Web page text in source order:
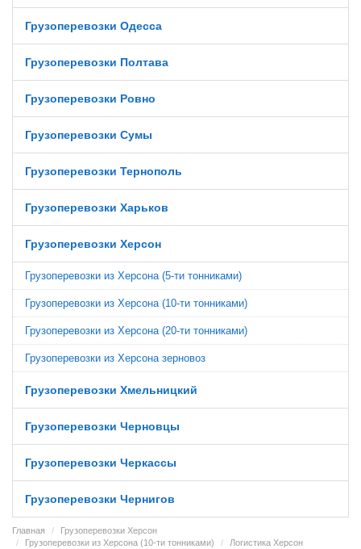
Грузоперевозки Одесса
Грузоперевозки Полтава
Грузоперевозки Ровно
Грузоперевозки Сумы
Грузоперевозки Тернополь
Грузоперевозки Харьков
Грузоперевозки Херсон
Грузоперевозки из Херсона (5-ти тонниками)
Грузоперевозки из Херсона (10-ти тонниками)
Грузоперевозки из Херсона (20-ти тонниками)
Грузоперевозки из Херсона зерновоз
Грузоперевозки Хмельницкий
Грузоперевозки Черновцы
Грузоперевозки Черкассы
Грузоперевозки Чернигов
Главная
Грузоперевозки Херсон
Грузоперевозки из Херсона (10-ти тонниками)
Логистика Херсон